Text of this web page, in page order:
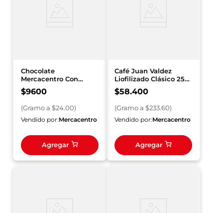
Chocolate
Mercacentro Con
Azúcar Clavos y
Canela x 400 g
$9600
(Gramoa $24.00)
Vendido por:Mercacentro
Agregar
Café Juan Valdez
Liofilizado Clásico 250
g
$58.400
(Gramoa $233.60)
Vendido por:Mercacentro
Agregar